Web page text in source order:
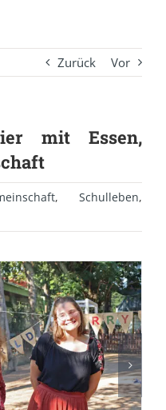
Zurück Vor
mit Essen,
, Schulleben,